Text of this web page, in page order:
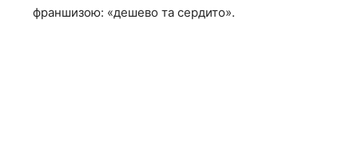
франшизою: «дешево та сердито».